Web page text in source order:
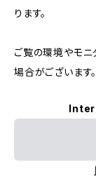
ります。
ご覧の環境やモニ
場合がございます。